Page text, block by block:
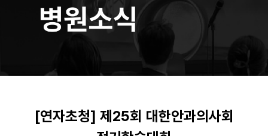
[연자초청] 제25회 대한안과의사회